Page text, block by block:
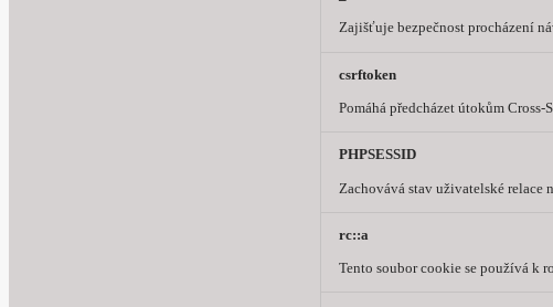
Zajišťuje bezpečnost procházení
csrftoken
Pomáhá předcházet útokům Cross-
PHPSESSID
Zachovává stav uživatelské relace
rc::a
Tento soubor cookie se používá k